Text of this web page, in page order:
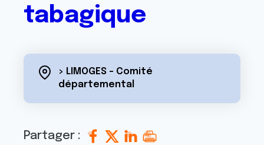
tabagique
> LIMOGES - Comité
départemental
Partager :